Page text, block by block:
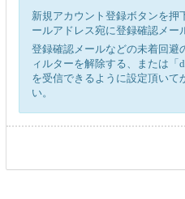
新規アカウント登録ボタンを押
ールアドレス宛に登録確認メー
登録確認メールなどの未着回避
ィルターを解除する、または「
を受信できるように設定頂いて
い。